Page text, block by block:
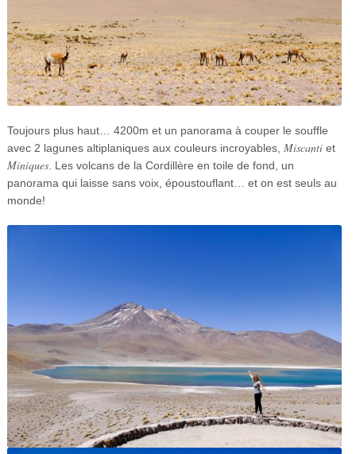
Toujours plus haut… 4200m et un panorama à couper le souffle
avec 2 lagunes altiplaniques aux couleurs incroyables, Miscantiet
Miniques. Les volcans de la Cordillère en toile de fond, un
panorama qui laisse sans voix, époustouflant… et on est seuls au
monde!